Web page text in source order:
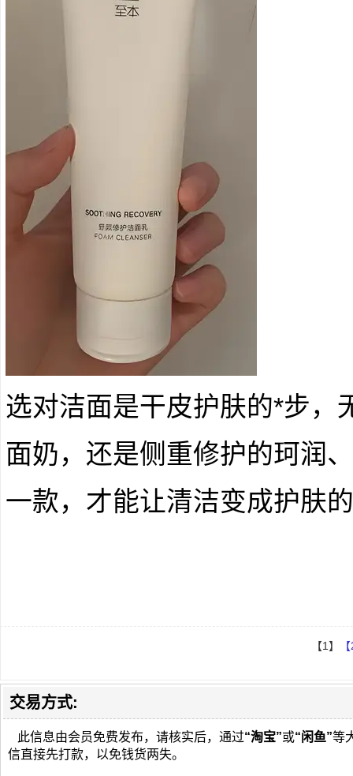
选对洁面是干皮护肤的*步，
面奶，还是侧重修护的珂润
一款，才能让清洁变成护肤
【1】
交易方式:
此信息由会员免费发布，请核实后，通过“淘宝”或“闲鱼”等
信直接先打款，以免钱货两失。